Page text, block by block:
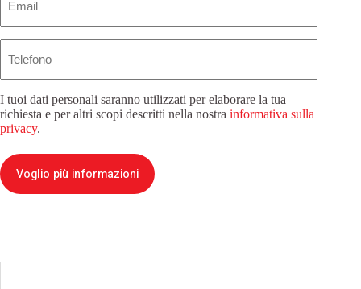
I tuoi dati personali saranno utilizzati per elaborare la tua
richiesta e per altri scopi descritti nella nostra informativa sulla
privacy.
Voglio più informazioni